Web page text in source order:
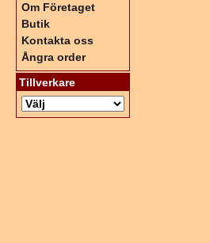
Om Företaget
Butik
Kontakta oss
Ångra order
Tillverkare